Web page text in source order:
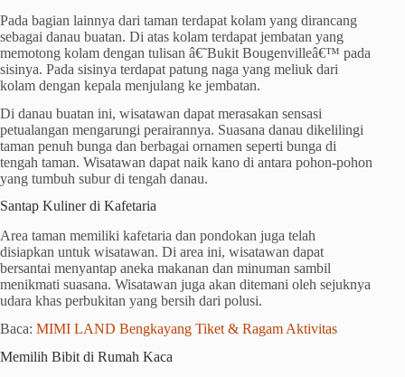
Pada bagian lainnya dari taman terdapat kolam yang dirancang
sebagai danau buatan. Di atas kolam terdapat jembatan yang
memotong kolam dengan tulisan â€˜Bukit Bougenvilleâ€™ pada
sisinya. Pada sisinya terdapat patung naga yang meliuk dari
kolam dengan kepala menjulang ke jembatan.
Di danau buatan ini, wisatawan dapat merasakan sensasi
petualangan mengarungi perairannya. Suasana danau dikelilingi
taman penuh bunga dan berbagai ornamen seperti bunga di
tengah taman. Wisatawan dapat naik kano di antara pohon-pohon
yang tumbuh subur di tengah danau.
Santap Kuliner di Kafetaria
Area taman memiliki kafetaria dan pondokan juga telah
disiapkan untuk wisatawan. Di area ini, wisatawan dapat
bersantai menyantap aneka makanan dan minuman sambil
menikmati suasana. Wisatawan juga akan ditemani oleh sejuknya
udara khas perbukitan yang bersih dari polusi.
Baca: MIMI LAND Bengkayang Tiket & Ragam Aktivitas
Memilih Bibit di Rumah Kaca